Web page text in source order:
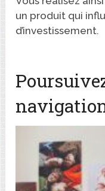
un produit qui
d’investissement.